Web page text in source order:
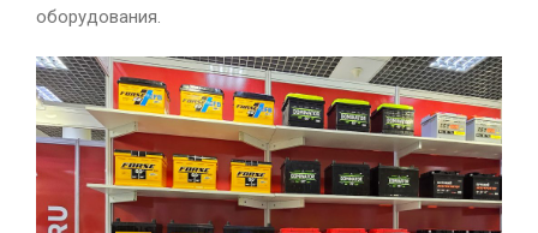
оборудования.